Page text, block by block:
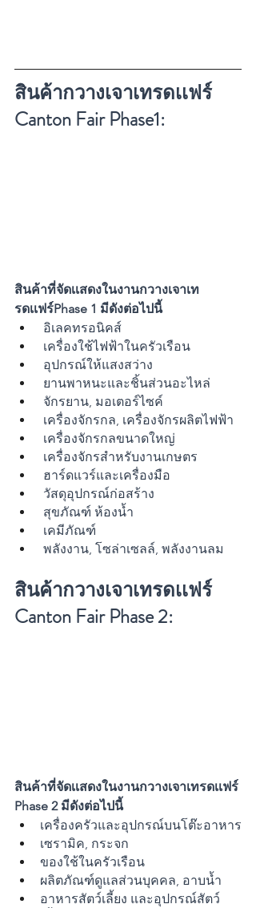
สินค้ากวางเจาเทรดเเฟร์
Canton Fair Phase1:
สินค้าที่จัดเเสดงในงานกวางเจาเท
รดเเฟร์Phase 1 มีดังต่อไปนี้
อิเลคทรอนิคส์
เครื่องใช้ไฟฟ้าในครัวเรือน
อุปกรณ์ให้แสงสว่าง
ยานพาหนะและชิ้นส่วนอะไหล่
จักรยาน, มอเตอร์ไซค์
เครื่องจักรกล, เครื่องจักรผลิตไฟฟ้า
เครื่องจักรกลขนาดใหญ่
เครื่องจักรสำหรับงานเกษตร
ฮาร์ดแวร์และเครื่องมือ
วัสดุอุปกรณ์ก่อสร้าง
สุขภัณฑ์ ห้องน้ำ
เคมีภัณฑ์
พลังงาน, โซล่าเซลล์, พลังงานลม
สินค้ากวางเจาเทรดเเฟร์
Canton Fair Phase 2:
สินค้าที่จัดเเสดงในงานกวางเจาเทรดเเฟร์
Phase 2 มีดังต่อไปนี้
เครื่องครัวและอุปกรณ์บนโต๊ะอาหาร
เซรามิค, กระจก
ของใช้ในครัวเรือน
ผลิตภัณฑ์ดูแลส่วนบุคคล, อาบน้ำ
อาหารสัตว์เลี้ยง และอุปกรณ์สัตว์